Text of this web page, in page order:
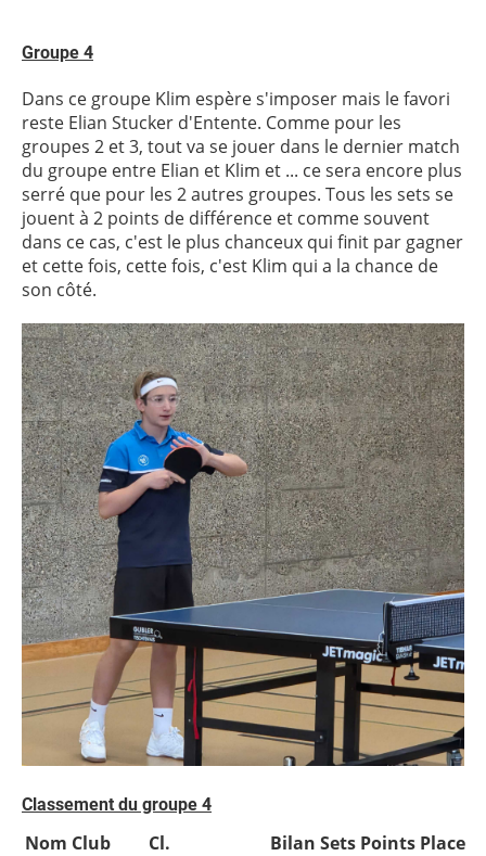
Groupe 4
Dans ce groupe Klim espère s'imposer mais le favori
reste Elian Stucker d'Entente. Comme pour les
groupes 2 et 3, tout va se jouer dans le dernier match
du groupe entre Elian et Klim et ... ce sera encore plus
serré que pour les 2 autres groupes. Tous les sets se
jouent à 2 points de différence et comme souvent
dans ce cas, c'est le plus chanceux qui finit par gagner
et cette fois, cette fois, c'est Klim qui a la chance de
son côté.
Classement du groupe 4
Nom Club Cl. Bilan Sets Points Place